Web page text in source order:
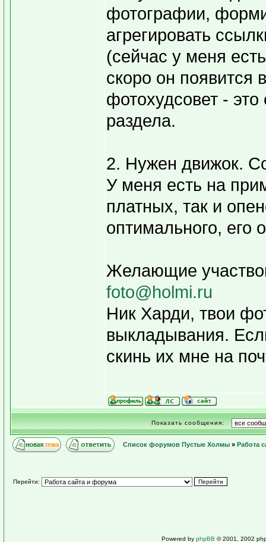
фотографии,
агрегировать
(сейчас у меня
скоро он появится
фотохудсовет -
раздела.
2. Нужен движок.
У меня есть на
платных, так и
оптимального, его
Желающие
foto@holmi.ru
Ник Харди, твои
выкладывания.
скинь их мне на
Показать сообщения:
Список форумов Пустые Холмы » Работа
Перейти:
Powered by phpBB © 2001, 2002